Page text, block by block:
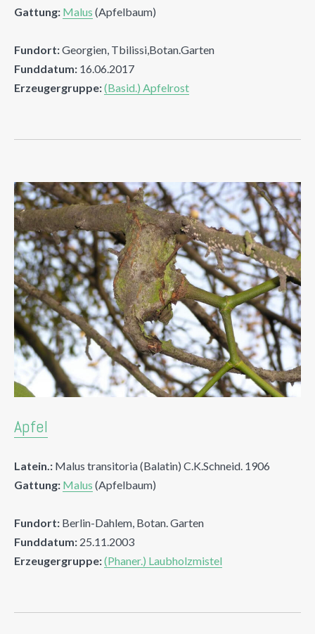
Gattung: Malus (Apfelbaum)
Fundort:Georgien, Tbilissi,Botan.Garten
Funddatum: 16.06.2017
Erzeugergruppe:(Basid.) Apfelrost
Apfel
Latein.: Malus transitoria (Balatin) C.K.Schneid. 1906
Gattung: Malus (Apfelbaum)
Fundort: Berlin-Dahlem, Botan. Garten
Funddatum: 25.11.2003
Erzeugergruppe:(Phaner.) Laubholzmistel